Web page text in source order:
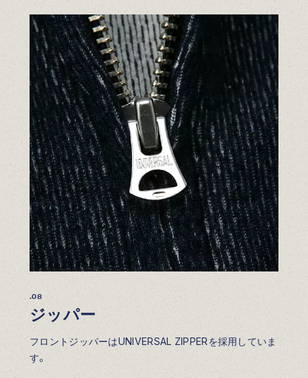
.08
ジッパー
フロントジッパーはUNIVERSAL ZIPPERを採用していま
す。